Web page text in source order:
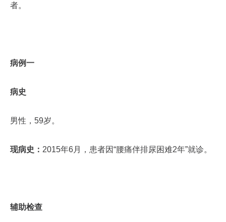
者。
病例一
病史
男性，59岁。
现病史： 2015年6月，患者因“腰痛伴排尿困难2年”就诊。
辅助检查